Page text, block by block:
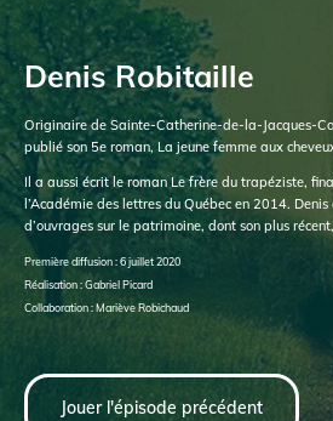
Denis Robitaille
Originaire de Sainte-Catherine-de-la-Jacques-
publié son 5e roman, La jeune femme aux
Il a aussi écrit le roman Le frère du trapéziste,
l’Académie des lettres du Québec en 2014.
d’ouvrages sur le patrimoine, dont son plus
Première diffusion : 6 juillet 2020
Réalisation : Gabriel Picard
Collaboration : Mariève Robichaud
Jouer l'épisode précédent